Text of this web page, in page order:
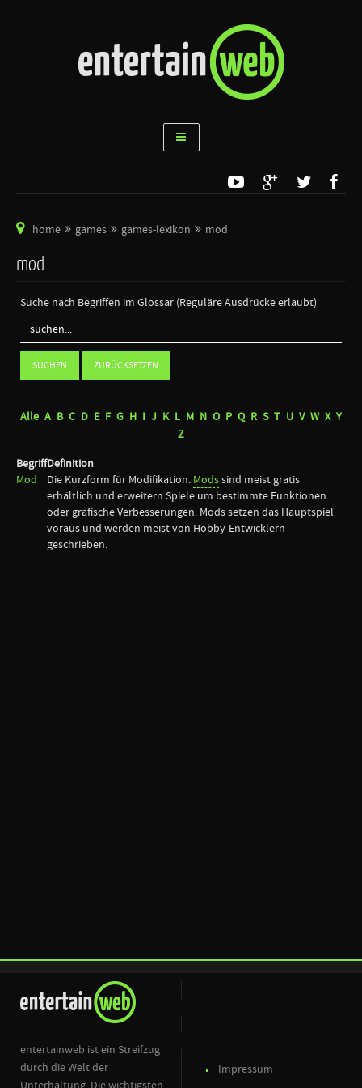
home games games-lexikon mod
mod
Suche nach Begriffen im Glossar (Reguläre Ausdrücke erlaubt)
Alle A B C D E F G H I J K L M N O P Q R S T U V W X Y
Z
BegriffDefinition
Mod
Die Kurzform für Modifikation. Modssind meist gratis
erhältlich und erweitern Spiele um bestimmte Funktionen
oder grafische Verbesserungen. Mods setzen das Hauptspiel
voraus und werden meist von Hobby-Entwicklern
geschrieben.
entertainweb ist ein Streifzug
durch die Welt der
Impressum